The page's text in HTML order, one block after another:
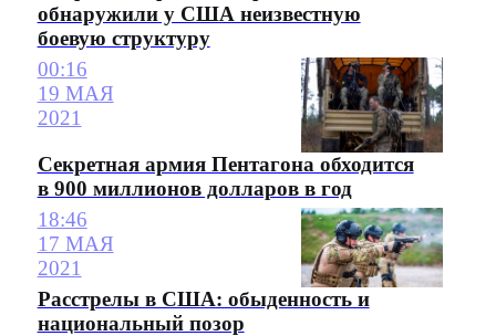
обнаружили у США неизвестную
боевую структуру
00:16
19 МАЯ
2021
Секретная армия Пентагона обходится
в 900 миллионов долларов в год
18:46
17 МАЯ
2021
Расстрелы в США: обыденность и
национальный позор